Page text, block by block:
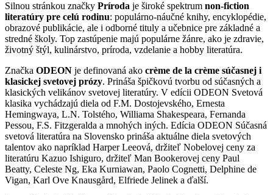
Silnou stránkou značky Príroda je široké spektrum non-fiction
literatúry pre celú rodinu: populárno-náučné knihy, encyklopédie,
obrazové publikácie, ale i odborné tituly a učebnice pre základné a
stredné školy. Top zastúpenie majú populárne žánre, ako je zdravie,
životný štýl, kulinárstvo, príroda, vzdelanie a hobby literatúra.
Značka ODEON je definovaná ako crème de la crème súčasnej i
klasickej svetovej prózy. Prináša špičkovú tvorbu od súčasných a
klasických velikánov svetovej literatúry. V edícii ODEON Svetová
klasika vychádzajú diela od F.M. Dostojevského, Ernesta
Hemingwaya, L.N. Tolstého, Williama Shakespeara, Fernanda
Pessou, F.S. Fitzgeralda a mnohých iných. Edícia ODEON Súčasná
svetová literatúra na Slovensko prináša aktuálne diela svetových
talentov ako napríklad Harper Leeová, držiteľ Nobelovej ceny za
literatúru Kazuo Ishiguro, držiteľ Man Bookerovej ceny Paul
Beatty, Celeste Ng, Eka Kurniawan, Paolo Cognetti, Delphine de
Vigan, Karl Ove Knausgård, Elfriede Jelinek a ďalší.